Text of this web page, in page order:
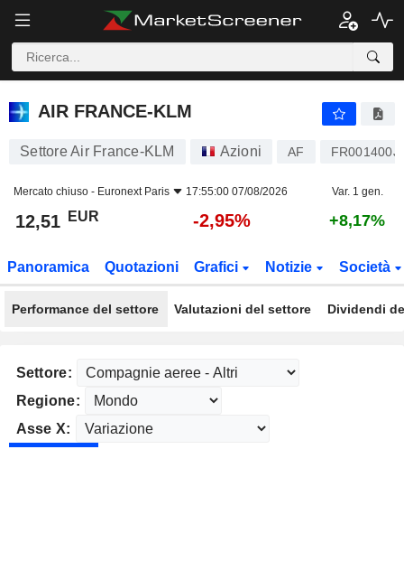
AIR FRANCE-KLM
AIR FRANCE-KLM
Settore Air France-KLM Azioni AF
Mercato chiuso - Euronext Paris 17:55:00 07/08/2026 Var. 1 gen.
12,51 EUR -2,95% +8,17%
Panoramica Quotazioni Grafici Notizie Società
Performance del settore Valutazioni del settore Dividendi
Settore:
Regione:
Asse X: